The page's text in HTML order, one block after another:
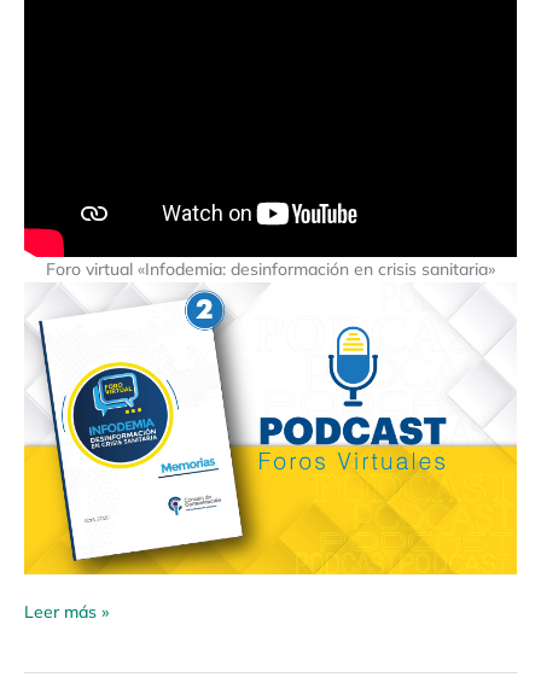
Foro virtual «Infodemia: desinformación en crisis sanitaria»
Leer más »